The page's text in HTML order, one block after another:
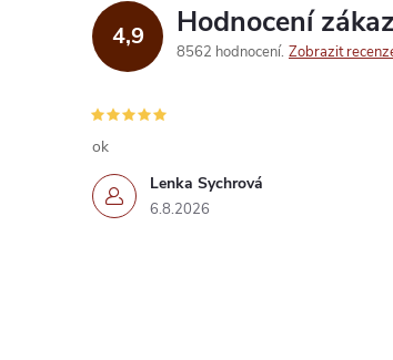
4,9 Hodnocení
8562 hodnocení Zobrazit
Lenka Sychrová
6.8.2026
ok